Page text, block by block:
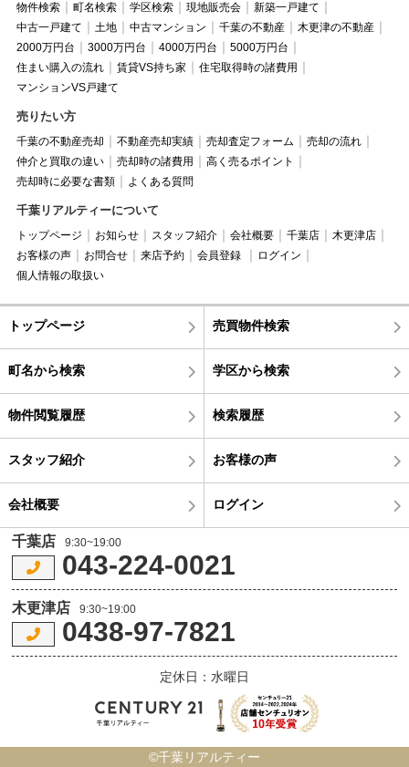
物件検索 町名検索 学区検索 現地販売会
新築一戸建て
中古一戸建て
土地 中古マンション 千葉の不動産
木更津の不動産
2000万円台
3000万円台 4000万円台
5000万円台
住まい購入の流れ
賃貸VS持ち家
住宅取得時の諸費用
マンションVS戸建て
売りたい方
千葉の不動産売却 不動産売却実績 売却査定フォーム
売却の流れ
仲介と買取の違い
売却時の諸費用
高く売るポイント
売却時に必要な書類
よくある質問
千葉リアルティーについて
トップページ お知らせ スタッフ紹介 会社概要 千葉店
木更津店
お客様の声
お問合せ 来店予約 会員登録
ログイン
個人情報の取扱い
トップページ 売買物件検索
町名から検索 学区から検索
物件閲覧履歴 検索履歴
スタッフ紹介 お客様の声
会社概要 ログイン
千葉店 9:30~19:00
043-224-0021
木更津店 9:30~19:00
0438-97-7821
定休日：水曜日
©千葉リアルティー